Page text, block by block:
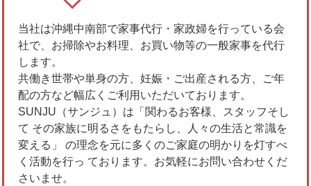
当社は沖縄中南部で家事代行・家政婦を行っている会
社で、お掃除やお料理、お買い物等の一般家事を代行
します。
共働き世帯や単身の方、妊娠・ご出産される方、ご年
配の方など幅広くご利用いただいております。
SUNJU（サンジュ）は「関わるお客様、スタッフそし
て その家族に明るさをもたらし、人々の生活と常識を
変える」 の理念を元に多くのご家庭の明かりを灯すべ
く活動を行っ ております。お気軽にお問い合わせくだ
さいませ。